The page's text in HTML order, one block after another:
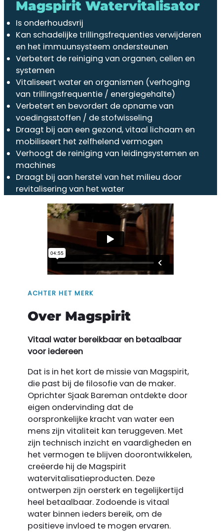
Magspirit Watervitalisator
Is onderhoudsvrij
Kan schadelijke trillingsfrequenties verwijderen
en het immuunsysteem ondersteunen
Verbetert de reiniging van organen, cellen en
systemen
Vitaliseert water en organismen (verhoging
van trillingsfrequentie / energiegehalte)
Verbetert en bevordert de opname van
voedingsstoffen / de stofwisseling
Draagt bij aan een gezond, vitaal lichaam en
mobiliseert het zelfhelend vermogen
Verhoogt de reiniging van leidingsystemen en
machines
Draagt bij aan herstel van het milieu door
revitalisering van het water
ACHTER HET MERK
Over Magspirit
Vitaal water bereikbaar en betaalbaar
voor iedereen
Dat is in het kort de missie van Magspirit,
die past bij de filosofie van de maker.
Oprichter Sjaak Bareman ontdekte door
eigen ondervinding dat de
oorspronkelijke kracht van water een
mens zijn vitaliteit kan teruggeven. Met
zijn technisch inzicht en vaardigheden en
het vermogen te blijven doorontwikkelen,
creëerde hij de Magspirit
watervitalisatie­producten. Deze
ontwerpen zijn oersterk en tegelijkertijd
heel betaalbaar. Zodoende is vitaal
water binnen ieders bereik, om de
positieve invloed te mogen ervaren.